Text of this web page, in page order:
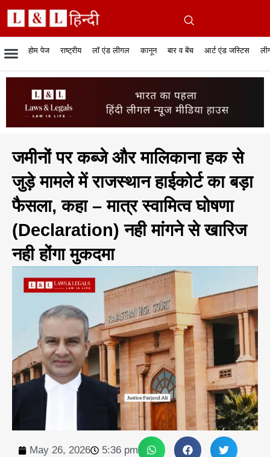
होम पेज राष्ट्रीय
रिपोर्टेबल जजमेंट सुप्रीम कोर्ट हाईकोर्ट
लॉ एंड लीगल
रिसर्च एनालाईसिस एंड लॉ केस स्टेटस
कानून
व्यापार में कानून फिल्में और कानून
बार व बेंच
बार एसोसिएशन बार
आर्ट एंड जस्टिस
जस्टिस एंड जस्टिस
जमीनों पर कब्जे और मालिकाना हक से
जुड़े मामले में राजस्थान हाईकोर्ट का बड़ा
फैसला, कहा – मात्र स्वामित्व घोषणा
(Declaration) नही मांगने से खारिज
नही होंगा मुकदमा
May 26, 2026 5:36 pm